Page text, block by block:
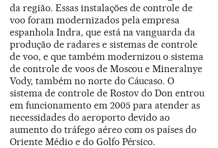
da região. Essas instalações de controle de
voo foram modernizados pela empresa
espanhola Indra, que está na vanguarda da
produção de radares e sistemas de controle
de voo, e que também modernizou o sistema
de controle de voos de Moscou e Mineralnye
Vody, também no norte do Cáucaso. O
sistema de controle de Rostov do Don entrou
em funcionamento em 2005 para atender as
necessidades do aeroporto devido ao
aumento do tráfego aéreo com os países do
Oriente Médio e do Golfo Pérsico.